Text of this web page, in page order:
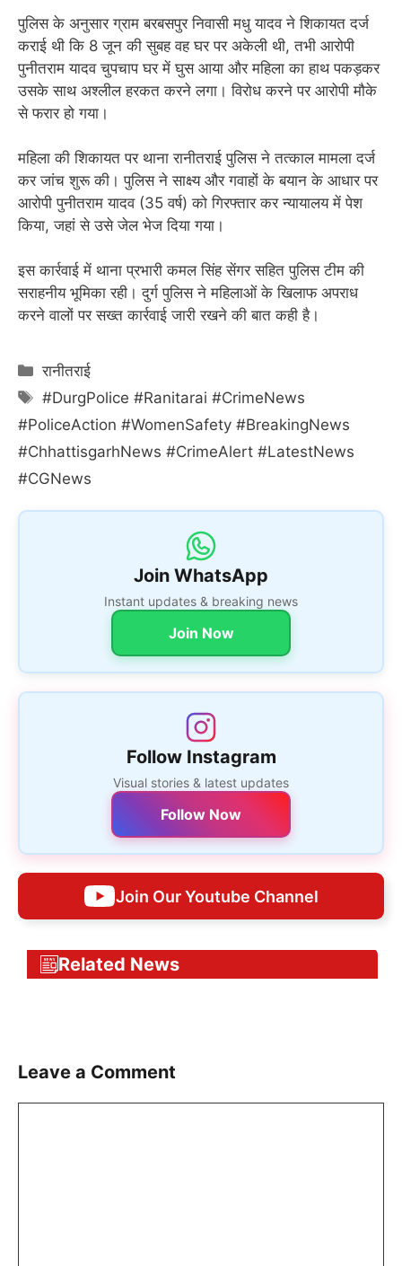
पुलिस के अनुसार ग्राम बरबसपुर निवासी मधु यादव ने शिकायत दर्ज
कराई थी कि 8 जून की सुबह वह घर पर अकेली थी, तभी आरोपी
पुनीतराम यादव चुपचाप घर में घुस आया और महिला का हाथ पकड़कर
उसके साथ अश्लील हरकत करने लगा। विरोध करने पर आरोपी मौके
से फरार हो गया।
महिला की शिकायत पर थाना रानीतराई पुलिस ने तत्काल मामला दर्ज
कर जांच शुरू की। पुलिस ने साक्ष्य और गवाहों के बयान के आधार पर
आरोपी पुनीतराम यादव (35 वर्ष) को गिरफ्तार कर न्यायालय में पेश
किया, जहां से उसे जेल भेज दिया गया।
इस कार्रवाई में थाना प्रभारी कमल सिंह सेंगर सहित पुलिस टीम की
सराहनीय भूमिका रही। दुर्ग पुलिस ने महिलाओं के खिलाफ अपराध
करने वालों पर सख्त कार्रवाई जारी रखने की बात कही है।
Categories
रानीतराई
Tags
#DurgPolice #Ranitarai #CrimeNews
#PoliceAction #WomenSafety #BreakingNews
#ChhattisgarhNews #CrimeAlert #LatestNews
#CGNews
Join WhatsApp
Instant updates & breaking news
Join Now
Follow Instagram
Visual stories & latest updates
Follow Now
Join Our Youtube Channel
Related News
Leave a Comment